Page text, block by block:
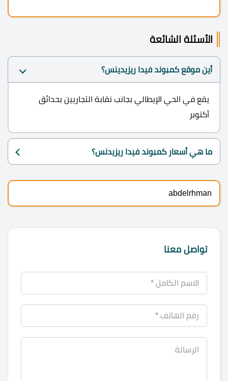
الأسئلة الشائعة
أين موقع كمبوند فيدا ريزيدينس؟
يقع في الحي الإيطالي بجانب نقابة التجاريين بحدائق
أكتوبر
ما هي أسعار كمبوند فيدا ريزيدنس؟
abdelrhman
تواصل معنا